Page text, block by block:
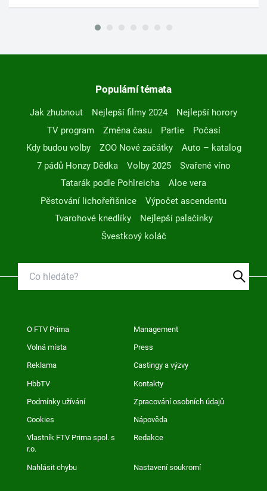
Populární témata
Jak zhubnout Nejlepší filmy 2024
Nejlepší horory
TV program
Změna času Partie
Počasí
Kdy budou volby
ZOO Nové začátky
Auto – katalog
7 pádů Honzy Dědka
Volby 2025
Svařené víno
Tatarák podle Pohlreicha
Aloe vera
Pěstování lichořeřišnice
Výpočet ascendentu
Tvarohové knedlíky
Nejlepší palačinky
Švestkový koláč
O FTV Prima Management
Volná místa Press
Reklama Castingy a výzvy
HbbTV Kontakty
Podmínky užívání Zpracování osobních údajů
Cookies Nápověda
Vlastník FTV Prima spol. s
r.o.
Redakce
Nahlásit chybu Nastavení soukromí